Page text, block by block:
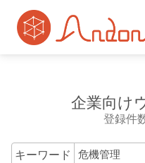
企業向け
登録件
キーワード